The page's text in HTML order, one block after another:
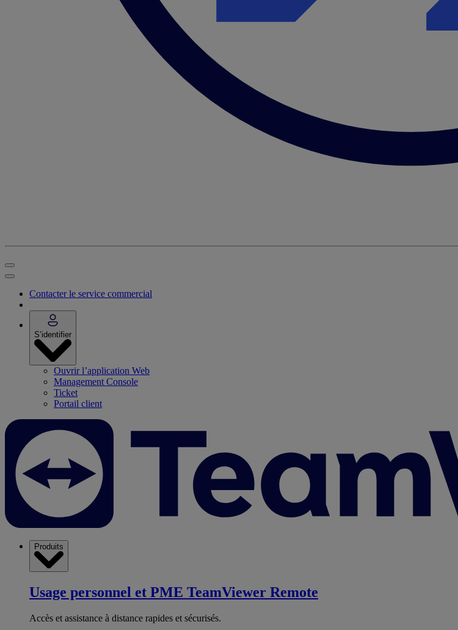
Contacter le service commercial
S’identifier
Ouvrir l’application Web
Management Console
Ticket
Portail client
Produits
Usage personnel et PME TeamViewer Remote
Accès et assistance à distance rapides et sécurisés.